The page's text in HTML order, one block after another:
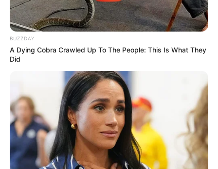
+URGENTE: Vídeo mostra tentativa de retirar serpente do ouvido
de mulher .
FNARAS|Solidariedade | Economia|Governo|Política | Fé
|Tecnologia |Saúde
BUZZDAY
A Dying Cobra Crawled Up To The People: This Is What They
Did